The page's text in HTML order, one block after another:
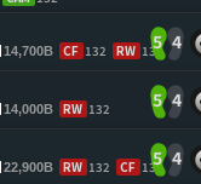
14,700B CF 132 RW 132
5 4
14,000B RW 132 5 4
22,900B RW 132 CF 132
5 4